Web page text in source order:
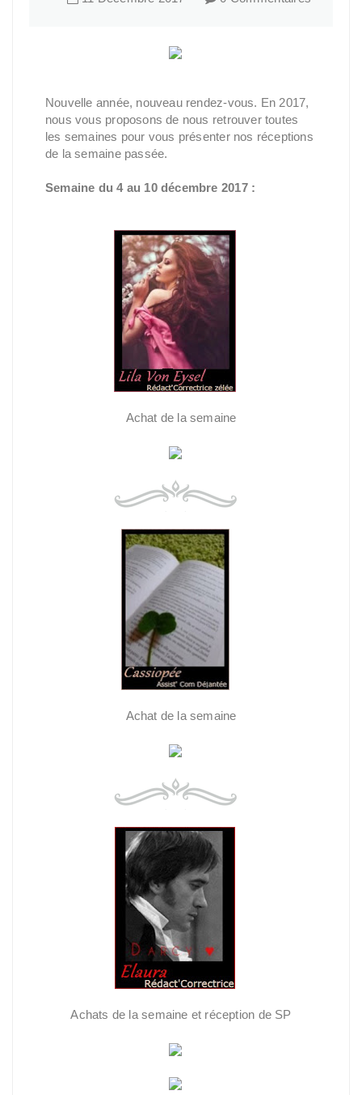
Nouvelle année, nouveau rendez-vous. En 2017,
nous vous proposons de nous retrouver toutes
les semaines pour vous présenter nos réceptions
de la semaine passée.
Semaine du 4 au 10 décembre 2017 :
Achat de la semaine
Achat de la semaine
Achats de la semaine et réception de SP